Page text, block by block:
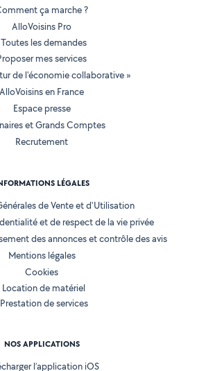
ça marche ?
AlloVoisins Pro
Toutes les demandes
mes services
de l'économie collaborative »
AlloVoisins en France
Espace presse
et Grands Comptes
Recrutement
LÉGALES
de Vente et d'Utilisation
et de respect de la vie privée
des annonces et contrôle des avis
Mentions légales
Cookies
Location de matériel
Prestation de services
NOS APPLICATIONS
l’application iOS